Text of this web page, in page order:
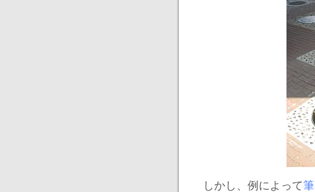
しかし、例によって